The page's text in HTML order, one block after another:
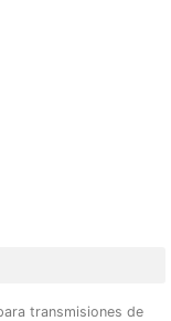
transmisiones de